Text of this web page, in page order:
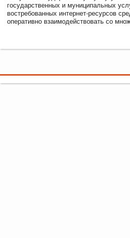
государственных и муниципальных
востребованных интернет-ресурсов
оперативно взаимодействовать со